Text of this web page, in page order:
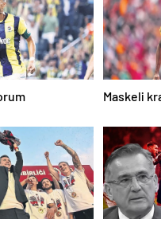
Maskeli